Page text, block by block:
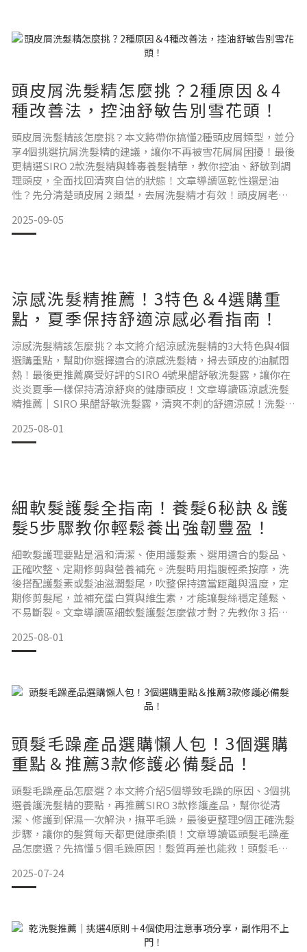
頭皮屑洗髮精怎麼挑？2種原因＆4
種改善法，控油舒敏告別雪花頭！
頭皮屑洗髮精該怎麼挑？本文將帶你搞懂2種頭皮屑類型，並分
享4個挑選抗屑洗髮精的建議，讓你不再被雪花屑屑困擾！最後
更精選SIRO 2款洗髮精與蜂毒養髮精華，教你控油、舒敏到調
理頭皮，全面找回清爽自信的狀態！文章導讀區乾性還是油
性？先分清楚頭皮屑 2 類型，去屑洗髮精才有效！頭皮屑老是
頭皮屑洗髮精＆喬治亞蜂毒養髮精華液，調理頭皮更有效！乾
性還是油性？先分清楚頭皮屑 2 類型，去屑洗髮精才有效！你
2025-09-05
涼感洗髮精推薦！3特色＆4選購重
點，夏季保持舒適涼感必看指南！
涼感洗髮精該怎麼挑？本文將介紹涼感洗髮精的3大特色與4個
選購重點，幫助你選擇適合的涼感洗髮精，掃去頭皮的油膩悶
熱！最後更推薦廣受好評的SIRO 4號果醋舒敏洗髮露，讓你在
炎炎夏季一樣保持清涼舒爽的健康頭皮！文章導讀區涼感洗髮
精推薦｜SIRO 果醋舒敏洗髮露，清爽不刺的舒適涼感！洗髮精
推薦必看！4 個涼感洗髮精選購重點！涼感洗髮精推薦｜SIRO
果醋舒敏洗髮露，清爽不刺的舒適涼感！你是不是也常常有這
2025-08-01
細軟髮護髮全指南！養髮6秘訣＆護
髮5步驟教你輕鬆養出強韌豐盈！
細軟髮護理要點是溫和清潔、使用護髮素、選用適合的髮品、
正確吹整、定期修剪與營養補充。洗髮時用指腹輕柔按摩，洗
後搭配護髮素或髮油滋潤髮尾，吹整保持適當距離與溫度，定
期修剪髮尾，並補充蛋白質與維生素，才能讓髮絲穩定蓬鬆、
不易斷裂。文章導讀區細軟髮護髮怎麼做才對？先教你 3 招判
髮！細軟髮護髮素搭配 6 種保養秘訣，髮絲從扁塌變豐盈！細
軟髮護髮推薦怎麼挑？掌握 3 要點＆5 步驟輕鬆養出強韌豐
2025-08-01
頭髮毛躁產品選購懶人包！3個選購
重點＆推薦3款修護必備髮品！
頭髮毛躁產品怎麼選？本文將介紹5個導致毛躁的原因、3個挑
選養護洗髮精的要點，再推薦SIRO 3款修護產品，幫你從清
潔、修護到保濕一次解決，撫平毛躁，最後更整理9個正確洗髮
步驟，讓你的髮質每天都更健康柔順！文章導讀區頭髮毛躁產
品怎麼選？先搞懂 5 個毛躁原因！髮質再差也能救！頭髮毛躁
髮 9 步驟，髮質柔順效果翻倍！頭髮毛躁產品怎麼挑？3 招要
點改善炸毛困擾！頭髮毛躁產品怎麼選？先搞懂 5 個毛躁原
2025-07-24